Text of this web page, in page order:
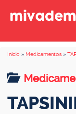
Inicio » Medicamentos »